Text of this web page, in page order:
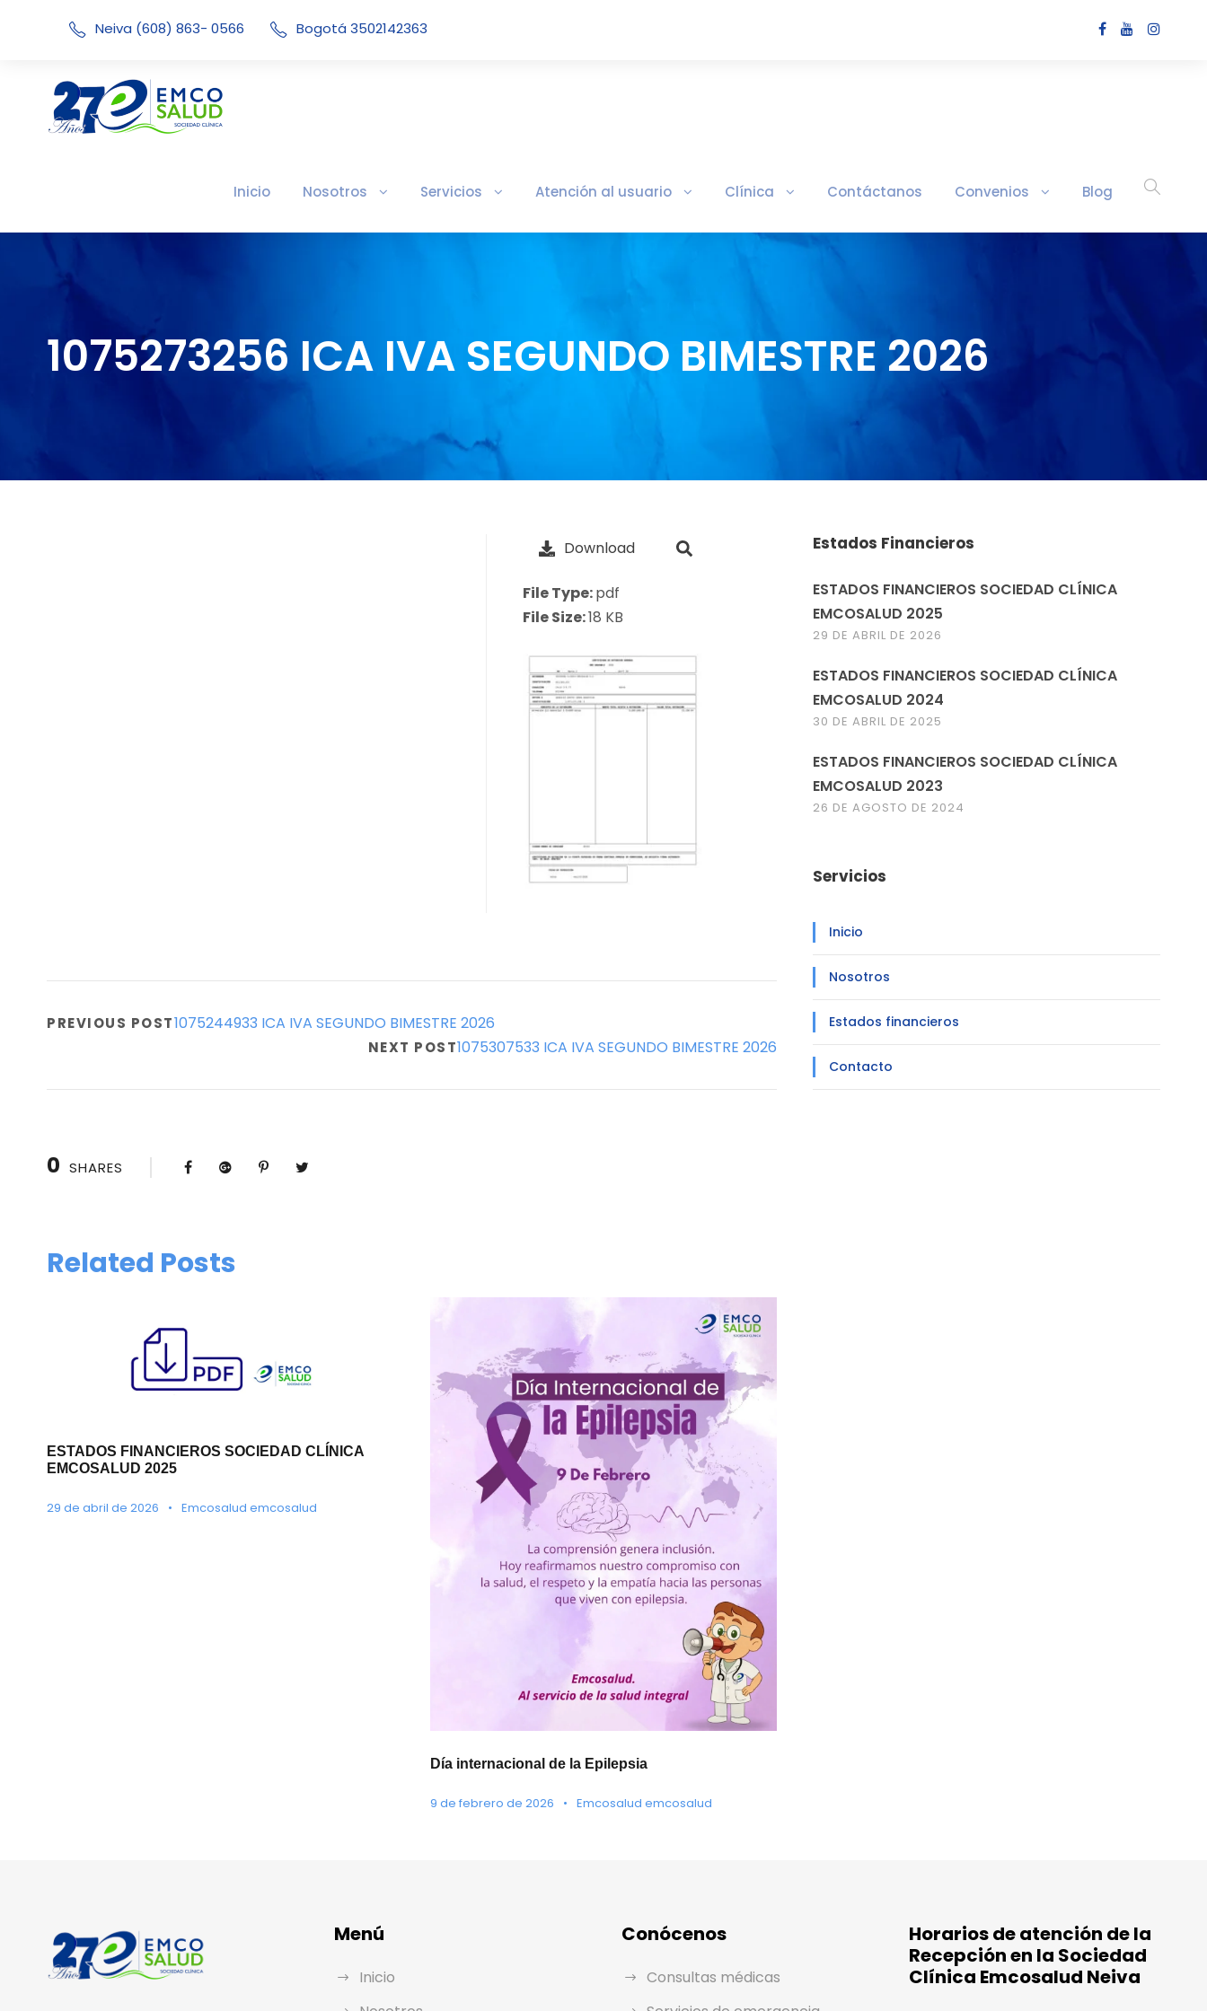
Neiva (608) 863- 0566 Bogotá 3502142363
Inicio Nosotros Servicios Atención al usuario Clínica Contáctanos Convenios Blog
1075273256 ICA IVA SEGUNDO BIMESTRE 2026
Download
File Type:pdf
File Size:18 KB
PREVIOUS POST1075244933 ICA IVA SEGUNDO BIMESTRE 2026
NEXT POST1075307533 ICA IVA SEGUNDO BIMESTRE 2026
0 SHARES
Related Posts
ESTADOS FINANCIEROS SOCIEDAD CLÍNICA
EMCOSALUD 2025
29 de abril de 2026 • Emcosalud emcosalud
Día internacional de la Epilepsia
9 de febrero de 2026 • Emcosalud emcosalud
Estados Financieros
ESTADOS FINANCIEROS SOCIEDAD CLÍNICA
EMCOSALUD 2025
29 DE ABRIL DE 2026
ESTADOS FINANCIEROS SOCIEDAD CLÍNICA
EMCOSALUD 2024
30 DE ABRIL DE 2025
ESTADOS FINANCIEROS SOCIEDAD CLÍNICA
EMCOSALUD 2023
26 DE AGOSTO DE 2024
Servicios
Inicio
Nosotros
Estados financieros
Contacto
Menú
Inicio
Conócenos
Consultas médicas
Horarios de atención de la
Recepción en la Sociedad
Clínica Emcosalud Neiva